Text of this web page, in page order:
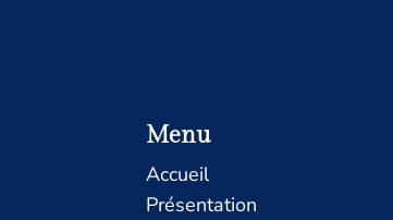
Menu
Accueil
Présentation